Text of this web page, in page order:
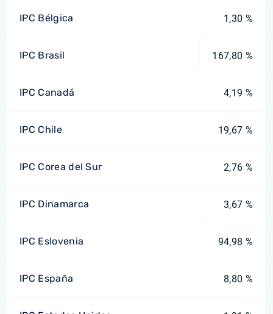
IPC Bélgica 1,30 %
IPC Brasil 167,80 %
IPC Canadá 4,19 %
IPC Chile 19,67 %
IPC Corea del Sur 2,76 %
IPC Dinamarca 3,67 %
IPC Eslovenia 94,98 %
IPC España 8,80 %